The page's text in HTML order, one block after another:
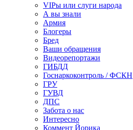
VIPы или слуги народа
А вы знали
Армия
Блогеры
Бред
Ваши обращения
Видеорепортажи
ГИБДД
Госнаркоконтроль / ФСКН
ГРУ
ГУВД
ДПС
Забота о нас
Интересно
Коммент Йорика